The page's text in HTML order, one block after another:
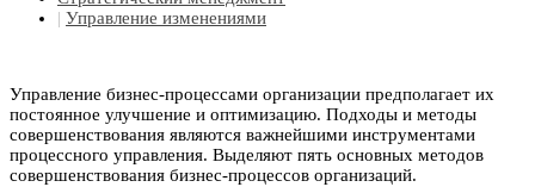
| Управление изменениями
Управление бизнес-процессами организации предполагает их
постоянное улучшение и оптимизацию. Подходы и методы
совершенствования являются важнейшими инструментами
процессного управления. Выделяют пять основных методов
совершенствования бизнес-процессов организаций.